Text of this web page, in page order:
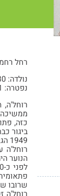
רחל
נולדה: 22.8.1930
נפטרה: 17.7.1991
ממשיכה
כזה,
1949 הגיע מוריס ליגור, וההכרות ביניהם הובילה לנישואים וללידת ארבעת ילדיהם: עמירה, סופי, צחי ורוני.
רוחל'ה
הנוער
שרובו